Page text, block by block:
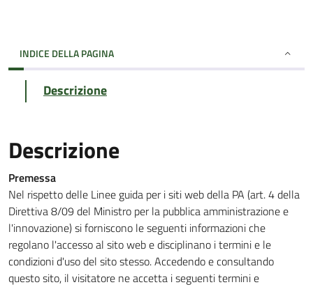
INDICE DELLA PAGINA
Descrizione
Descrizione
Premessa
Nel rispetto delle Linee guida per i siti web della PA (art. 4 della
Direttiva 8/09 del Ministro per la pubblica amministrazione e
l'innovazione) si forniscono le seguenti informazioni che
regolano l'accesso al sito web e disciplinano i termini e le
condizioni d'uso del sito stesso. Accedendo e consultando
questo sito, il visitatore ne accetta i seguenti termini e